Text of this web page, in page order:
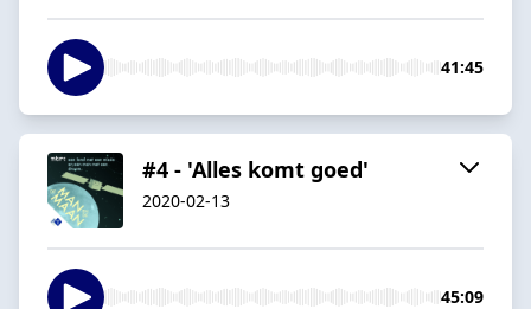
41:45
#4 - 'Alles komt goed'
2020-02-13
45:09